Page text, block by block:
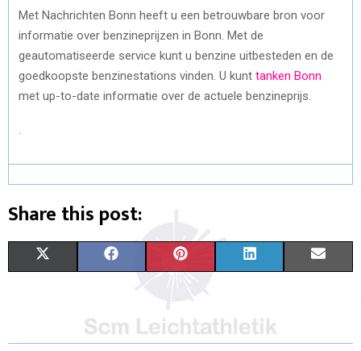
Met Nachrichten Bonn heeft u een betrouwbare bron voor
informatie over benzineprijzen in Bonn. Met de
geautomatiseerde service kunt u benzine uitbesteden en de
goedkoopste benzinestations vinden. U kunt tanken Bonn
met up-to-date informatie over de actuele benzineprijs.
Share this post:
W E T K I